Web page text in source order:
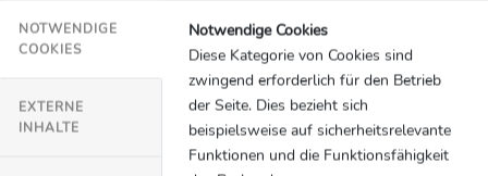
Freitag, 03.12.2021
Ab 18.30 Uhr:
FSV Zwickau – 1. FC Saarbrücken
Samstag,04.12.021
Ab 13.45 Uhr in der Konferenz und als
TSV 1860 München - 1. FC
Magdeburg, 1. FC Kaiserslautern – Viktoria Köln,
NOTWENDIGE
COOKIES
EXTERNE
INHALTE
Notwendige Cookies
Diese Kategorie von Cookies sind
zwingend erforderlich für den Betrieb
der Seite. Dies bezieht sich
beispielsweise auf sicherheitsrelevante
Funktionen und die Funktionsfähigkeit